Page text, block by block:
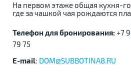
На первом этаже общая кухня-
где за чашкой чая рождаются
Телефон для бронирования: +7
79 75
E-mail: DOM@SUBBOTINA8.RU